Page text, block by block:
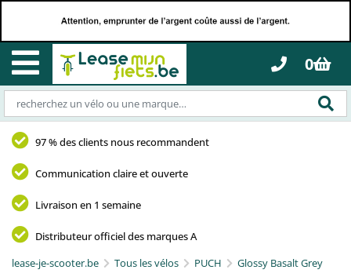
0
97 % des clients nous recommandent
Communication claire et ouverte
Livraison en 1 semaine
Distributeur officiel des marques A
lease-je-scooter.be
Tous les vélos PUCH Glossy Basalt Grey